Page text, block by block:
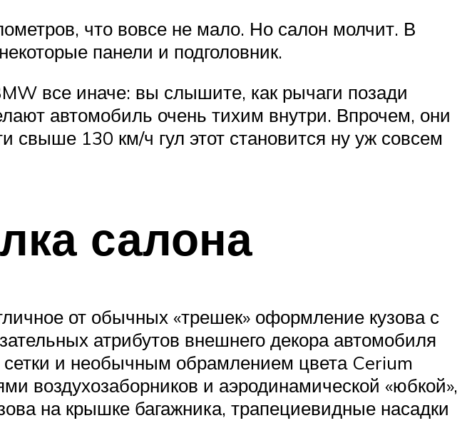
что вовсе не мало. Но салон молчит. В
панели и подголовник.
все иначе: вы слышите, как рычаги позади
автомобиль очень тихим внутри. Впрочем, они
свыше 130 км/ч гул этот становится ну уж совсем
салона
от обычных «трешек» оформление кузова с
атрибутов внешнего декора автомобиля
и необычным обрамлением цвета Cerium
воздухозаборников и аэродинамической «юбкой»,
на крышке багажника, трапециевидные насадки